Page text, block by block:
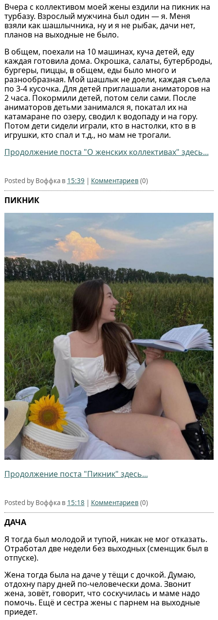
Вчера с коллективом моей жены ездили на пикник на
турбазу. Взрослый мужчина был один — я. Меня
взяли как шашлычника, ну и я не рыбак, дачи нет,
планов на выходные не было.
В общем, поехали на 10 машинах, куча детей, еду
каждая готовила дома. Окрошка, салаты, бутерброды,
бургеры, пиццы, в общем, еды было много и
разнообразная. Мой шашлык не доели, каждая съела
по 3-4 кусочка. Для детей приглашали аниматоров на
2 часа. Покормили детей, потом сели сами. После
аниматоров детьми занимался я, покатал их на
катамаране по озеру, сводил к водопаду и на гору.
Потом дети сидели играли, кто в настолки, кто в в
игрушки, кто спал и т.д., но мам не трогали.
Продолжение поста "О женских коллективах" здесь...
Posted by Воффка в 15:39 | Комментариев (0)
ПИКНИК
Продолжение поста "Пикник" здесь...
Posted by Воффка в 15:18 | Комментариев (0)
ДАЧА
Я тогда был молодой и тупой, никак не мог отказать.
Отработал две недели без выходных (сменщик был в
отпуске).
Жена тогда была на даче у тёщи с дочкой. Думаю,
отдохну пару дней по‑человечески дома. Звонит
жена, зовёт, говорит, что соскучилась и маме надо
помочь. Ещё и сестра жены с парнем на выходные
приедет.